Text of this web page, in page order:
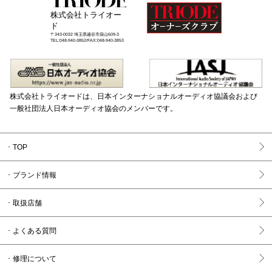
株式会社トライオー
ド
〒343-0032 埼玉県越谷市袋山609-3
TEL:048-940-3852/FAX:048-940-3853
株式会社トライオードは、日本インターナショナルオーディオ協議会および
一般社団法人日本オーディオ協会のメンバーです。
TOP
ブランド情報
取扱店舗
よくある質問
修理について